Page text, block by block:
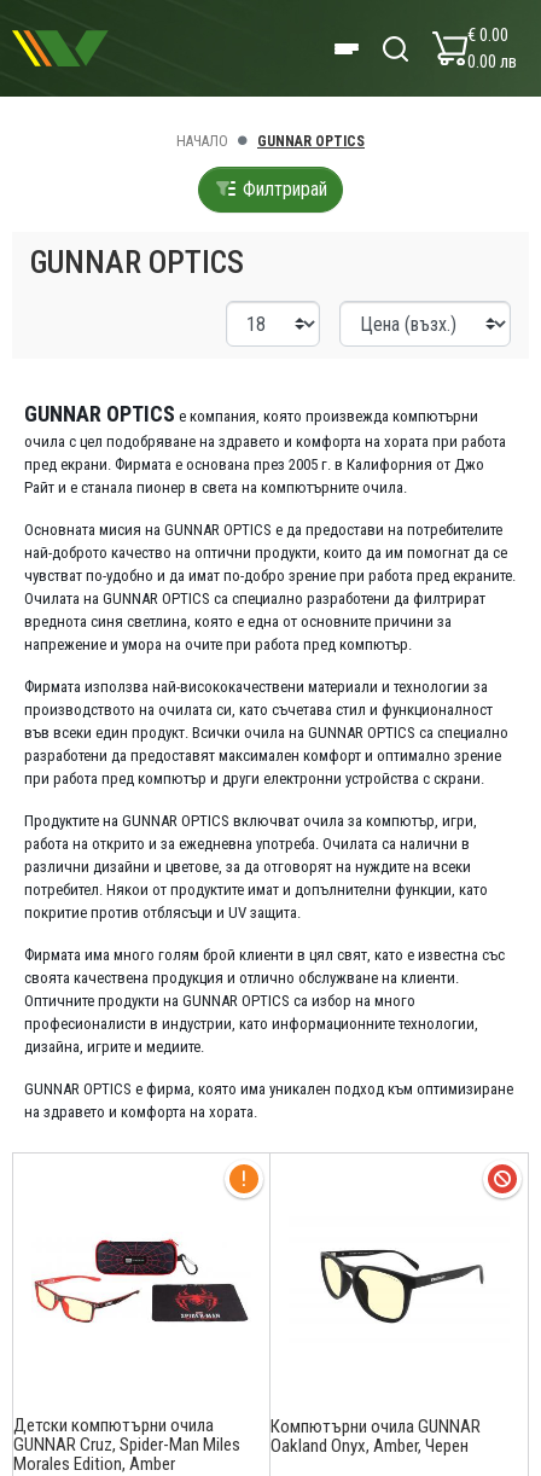
€ 0.00
0.00 лв
НАЧАЛО GUNNAR OPTICS
Филтрирай
GUNNAR OPTICS
GUNNAR OPTICS е компания, която произвежда компютърни
очила с цел подобряване на здравето и комфорта на хората при работа
пред екрани. Фирмата е основана през 2005 г. в Калифорния от Джо
Райт и е станала пионер в света на компютърните очила.
Основната мисия на GUNNAR OPTICS е да предостави на потребителите
най-доброто качество на оптични продукти, които да им помогнат да се
чувстват по-удобно и да имат по-добро зрение при работа пред екраните.
Очилата на GUNNAR OPTICS са специално разработени да филтрират
вреднота синя светлина, която е една от основните причини за
напрежение и умора на очите при работа пред компютър.
Фирмата използва най-висококачествени материали и технологии за
производството на очилата си, като съчетава стил и функционалност
във всеки един продукт. Всички очила на GUNNAR OPTICS са специално
разработени да предоставят максимален комфорт и оптимално зрение
при работа пред компютър и други електронни устройства с скрани.
Продуктите на GUNNAR OPTICS включват очила за компютър, игри,
работа на открито и за ежедневна употреба. Очилата са налични в
различни дизайни и цветове, за да отговорят на нуждите на всеки
потребител. Някои от продуктите имат и допълнителни функции, като
покритие против отблясъци и UV защита.
Фирмата има много голям брой клиенти в цял свят, като е известна със
своята качествена продукция и отлично обслужване на клиенти.
Оптичните продукти на GUNNAR OPTICS са избор на много
професионалисти в индустрии, като информационните технологии,
дизайна, игрите и медиите.
GUNNAR OPTICS е фирма, която има уникален подход към оптимизиране
на здравето и комфорта на хората.
Детски компютърни очила
GUNNAR Cruz, Spider-Man Miles
Morales Edition, Amber
Компютърни очила GUNNAR
Oakland Onyx, Amber, Черен